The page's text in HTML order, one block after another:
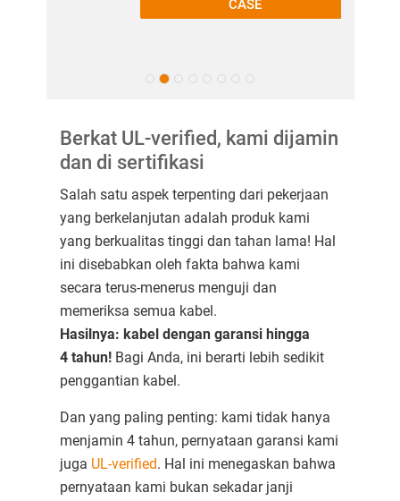
CASE
Berkat UL-verified, kami dijamin
dan di sertifikasi
Salah satu aspek terpenting dari pekerjaan
yang berkelanjutan adalah produk kami
yang berkualitas tinggi dan tahan lama! Hal
ini disebabkan oleh fakta bahwa kami
secara terus-menerus menguji dan
memeriksa semua kabel.
Hasilnya: kabel dengan garansi hingga
4 tahun!Bagi Anda, ini berarti lebih sedikit
penggantian kabel.
Dan yang paling penting: kami tidak hanya
menjamin 4 tahun, pernyataan garansi kami
juga UL-verified. Hal ini menegaskan bahwa
pernyataan kami bukan sekadar janji